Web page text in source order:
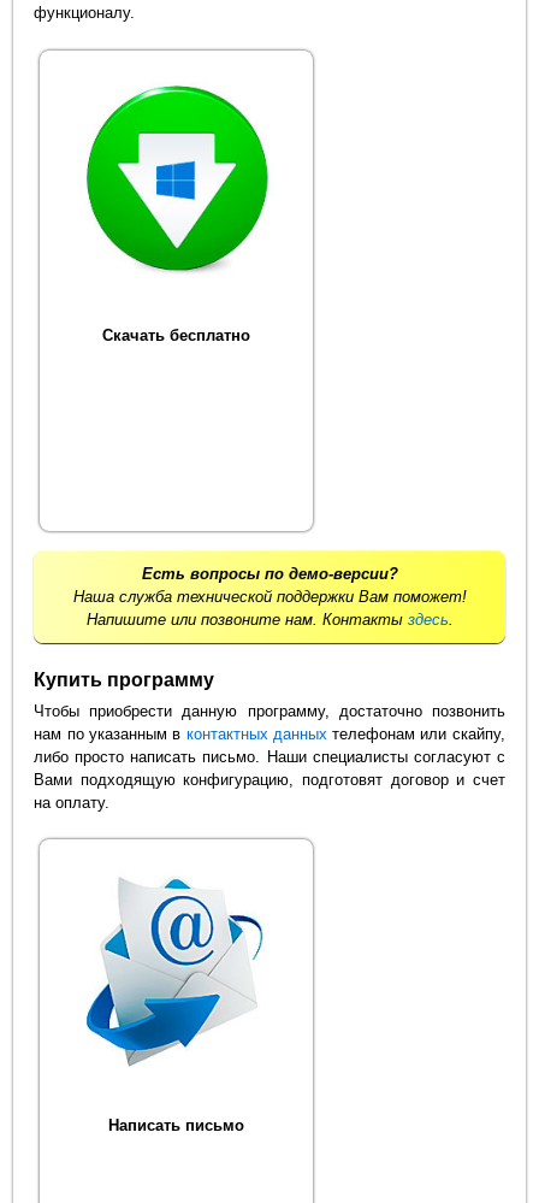
функционалу.
Скачать бесплатно
Есть вопросы по демо-версии?
Наша служба технической поддержки Вам поможет!
Напишите или позвоните нам. Контакты здесь
Купить программу
Чтобы приобрести данную программу, достаточно позвонить
нам по указанным в контактных данных телефонам или скайпу,
либо просто написать письмо. Наши специалисты согласуют с
Вами подходящую конфигурацию, подготовят договор и счет
на оплату.
Написать письмо